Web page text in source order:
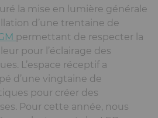
la mise en lumière générale
d’une trentaine de
permettant de respecter la
pour l’éclairage des
L’espace réceptif a
d’une vingtaine de
pour créer des
Pour cette année, nous